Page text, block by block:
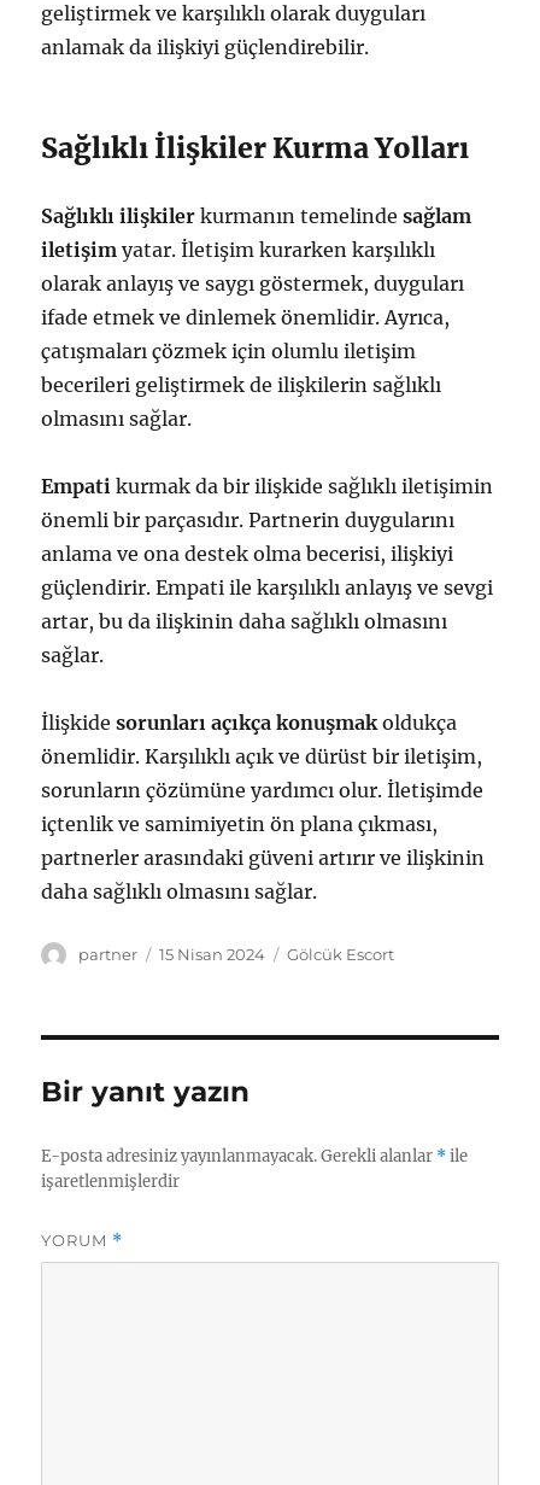
geliştirmek ve karşılıklı olarak duyguları
anlamak da ilişkiyi güçlendirebilir.
Sağlıklı İlişkiler Kurma Yolları
Sağlıklı ilişkiler kurmanın temelindesağlam
iletişim yatar. İletişim kurarken karşılıklı
olarak anlayış ve saygı göstermek, duyguları
ifade etmek ve dinlemek önemlidir. Ayrıca,
çatışmaları çözmek için olumlu iletişim
becerileri geliştirmek de ilişkilerin sağlıklı
olmasını sağlar.
Empati kurmak da bir ilişkide sağlıklı iletişimin
önemli bir parçasıdır. Partnerin duygularını
anlama ve ona destek olma becerisi, ilişkiyi
güçlendirir. Empati ile karşılıklı anlayış ve sevgi
artar, bu da ilişkinin daha sağlıklı olmasını
sağlar.
İlişkidesorunları açıkça konuşmakoldukça
önemlidir. Karşılıklı açık ve dürüst bir iletişim,
sorunların çözümüne yardımcı olur. İletişimde
içtenlik ve samimiyetin ön plana çıkması,
partnerler arasındaki güveni artırır ve ilişkinin
daha sağlıklı olmasını sağlar.
Yazar
partner
Yayın
15 Nisan 2024 Kategoriler
Gölcük Escort
Bir yanıt yazın
E-posta adresiniz yayınlanmayacak. Gerekli alanlar *ile
işaretlenmişlerdir
YORUM *